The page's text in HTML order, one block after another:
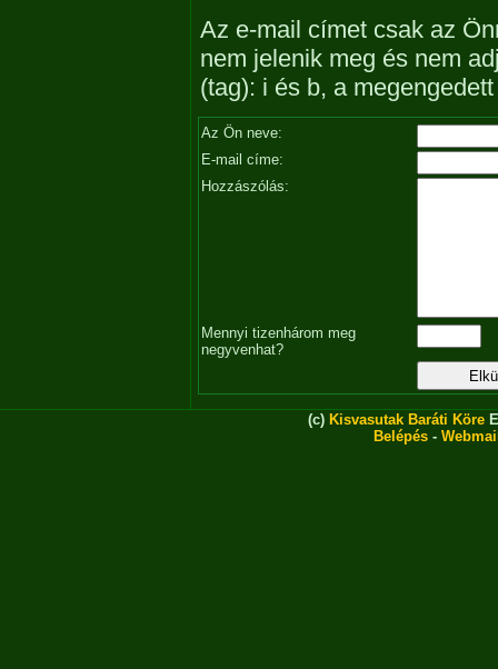
Az e-mail címet csak az
nem jelenik meg és nem
(tag): i és b, a
Az Ön neve:
E-mail címe:
Hozzászólás:
Mennyi tizenhárom meg
negyvenhat?
(c) Kisvasutak Baráti Köre
Belépés -